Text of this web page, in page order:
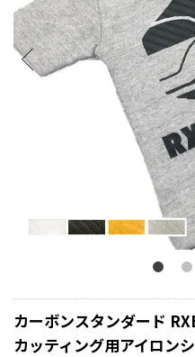
カーボンスタンダード
カッティング用アイロン